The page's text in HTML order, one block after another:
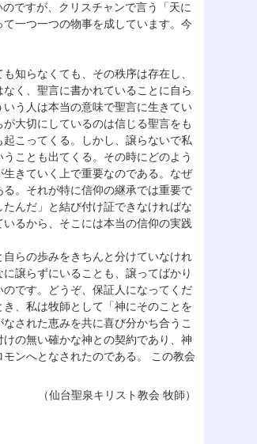
ですが、クリスチャンで言う「天に
一つ一つの物事を成しています。今
知らなくても、その秩序は存在し、
く、聖言に書かれていることに自ら
う人は本当の意味で聖言に生きてい
大切にしているのは信じる聖言をも
こってくる。しかし、譲らないで私
ことも出てくる。その時にどのよう
きていく上で重要なのである。なぜ
。それが特に信仰の継承では重要で
んだ」と結び付け証できなければな
るから、そこには本当の信仰の実践
らの歩みをきちんと分けていなけれ
譲らずにいることも、譲ってばかり
です。どうぞ、保証人になってくだ
、私は牧師として「神にそのことを
された恵みを共に喜び分かち合うこ
の無い確かな神との契約であり、神
ンへとなされたのである。 この教会
（仙台聖泉キリスト教会 牧師）